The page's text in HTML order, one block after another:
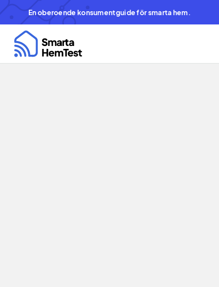
En oberoende konsumentguide för smarta hem.